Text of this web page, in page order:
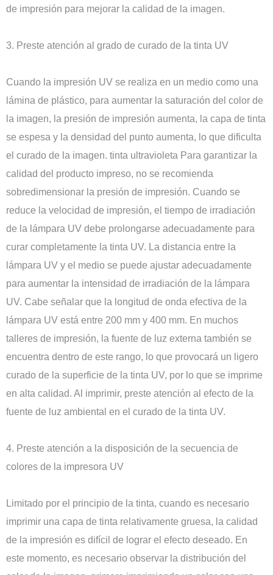
de impresión para mejorar la calidad de la imagen.
3. Preste atención al grado de curado de la tinta UV
Cuando la impresión UV se realiza en un medio como una
lámina de plástico, para aumentar la saturación del color de
la imagen, la presión de impresión aumenta, la capa de tinta
se espesa y la densidad del punto aumenta, lo que dificulta
el curado de la imagen. tinta ultravioleta Para garantizar la
calidad del producto impreso, no se recomienda
sobredimensionar la presión de impresión. Cuando se
reduce la velocidad de impresión, el tiempo de irradiación
de la lámpara UV debe prolongarse adecuadamente para
curar completamente la tinta UV. La distancia entre la
lámpara UV y el medio se puede ajustar adecuadamente
para aumentar la intensidad de irradiación de la lámpara
UV. Cabe señalar que la longitud de onda efectiva de la
lámpara UV está entre 200 mm y 400 mm. En muchos
talleres de impresión, la fuente de luz externa también se
encuentra dentro de este rango, lo que provocará un ligero
curado de la superficie de la tinta UV, por lo que se imprime
en alta calidad. Al imprimir, preste atención al efecto de la
fuente de luz ambiental en el curado de la tinta UV.
4. Preste atención a la disposición de la secuencia de
colores de la impresora UV
Limitado por el principio de la tinta, cuando es necesario
imprimir una capa de tinta relativamente gruesa, la calidad
de la impresión es difícil de lograr el efecto deseado. En
este momento, es necesario observar la distribución del